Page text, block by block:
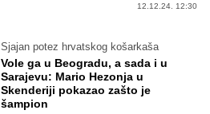
12.12.24. 12:30
Sjajan potez hrvatskog košarkaša
Vole ga u Beogradu, a sada i u
Sarajevu: Mario Hezonja u
Skenderiji pokazao zašto je
šampion